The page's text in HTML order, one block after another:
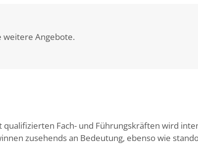
weitere Angebote.
Fach- und Führungskräften wird
zusehends an Bedeutung, ebenso wie